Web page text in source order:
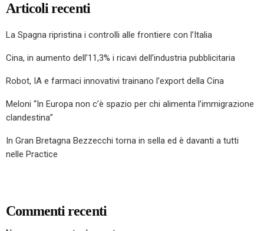
Articoli recenti
La Spagna ripristina i controlli alle frontiere con l’Italia
Cina, in aumento dell’11,3% i ricavi dell’industria pubblicitaria
Robot, IA e farmaci innovativi trainano l’export della Cina
Meloni “In Europa non c’è spazio per chi alimenta l’immigrazione
clandestina”
In Gran Bretagna Bezzecchi torna in sella ed è davanti a tutti
nelle Practice
Commenti recenti